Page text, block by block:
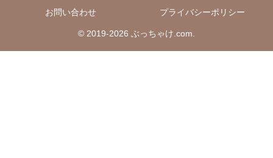
お問い合わせ
プライバシーポリシー
© 2019-2026 ぶっちゃけ.com.